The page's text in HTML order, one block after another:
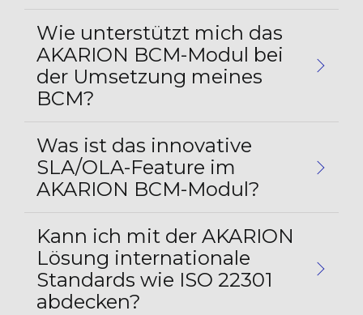
Wie unterstützt mich das
AKARION BCM-Modul bei
der Umsetzung meines
BCM?
Was ist das innovative
SLA/OLA-Feature im
AKARION BCM-Modul?
Kann ich mit der AKARION
Lösung internationale
Standards wie ISO 22301
abdecken?